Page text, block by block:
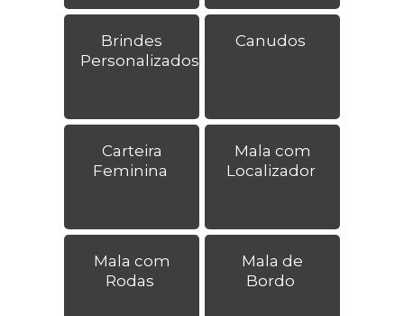
Brindes
Personalizados
Canudos
Carteira
Feminina
Mala com
Localizador
Mala com
Rodas
Mala de
Bordo